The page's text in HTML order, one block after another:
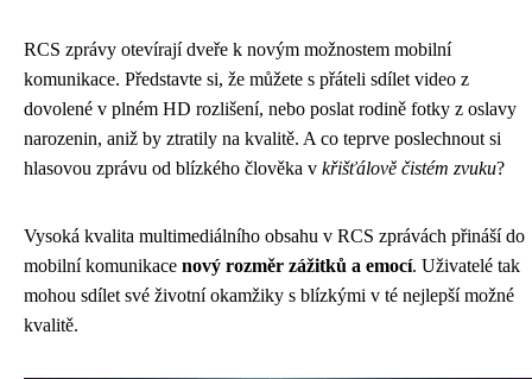
RCS zprávy otevírají dveře k novým možnostem mobilní
komunikace. Představte si, že můžete s přáteli sdílet video z
dovolené v plném HD rozlišení, nebo poslat rodině fotky z oslavy
narozenin, aniž by ztratily na kvalitě. A co teprve poslechnout si
hlasovou zprávu od blízkého člověka v křišťálově čistém zvuku?
Vysoká kvalita multimediálního obsahu v RCS zprávách přináší do
mobilní komunikace nový rozměr zážitků a emocí. Uživatelé tak
mohou sdílet své životní okamžiky s blízkými v té nejlepší možné
kvalitě.